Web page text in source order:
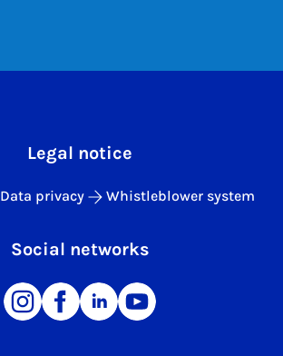
Legal notice
Data privacy Whistleblower system
Social networks